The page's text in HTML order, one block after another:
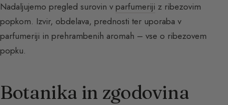
Nadaljujemo pregled surovin v parfumeriji z ribezovim
popkom. Izvir, obdelava, prednosti ter uporaba v
parfumeriji in prehrambenih aromah – vse o ribezovem
popku.
Botanika in zgodovina